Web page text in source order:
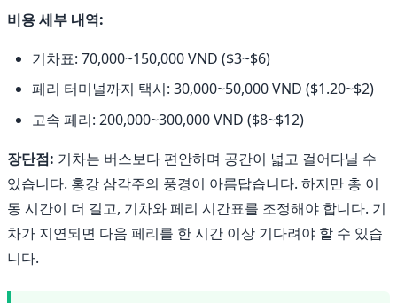
비용 세부 내역:
기차표: 70,000~150,000 VND ($3~$6)
페리 터미널까지 택시: 30,000~50,000 VND ($1.20~$2)
고속 페리: 200,000~300,000 VND ($8~$12)
장단점: 기차는 버스보다 편안하며 공간이 넓고 걸어다닐 수
있습니다. 홍강 삼각주의 풍경이 아름답습니다. 하지만 총 이
동 시간이 더 길고, 기차와 페리 시간표를 조정해야 합니다. 기
차가 지연되면 다음 페리를 한 시간 이상 기다려야 할 수 있습
니다.